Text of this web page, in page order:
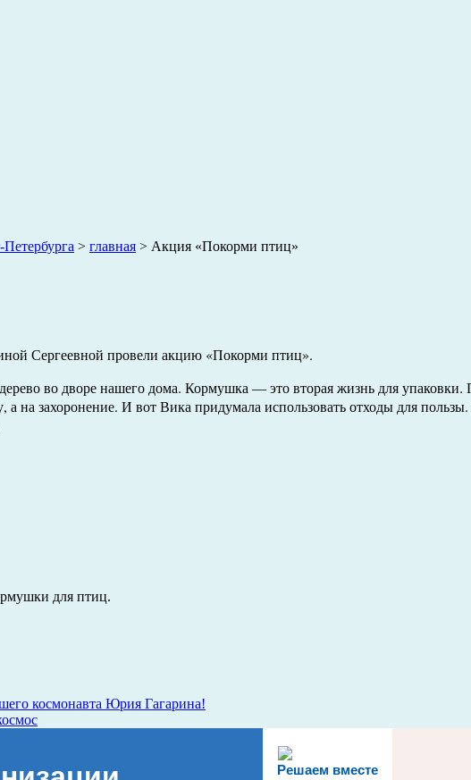
> главная > Акция «Покорми птиц»
Сергеевной провели акцию «Покорми птиц».
во дворе нашего дома. Кормушка — это вторая жизнь для упаковки.
на захоронение. И вот Вика придумала использовать отходы для
для птиц.
космонавта Юрия Гагарина!
Решаем вместе